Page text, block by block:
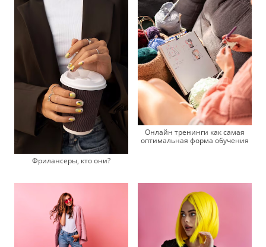
Фрилансеры, кто они?
Онлайн тренинги как самая
оптимальная форма обучения